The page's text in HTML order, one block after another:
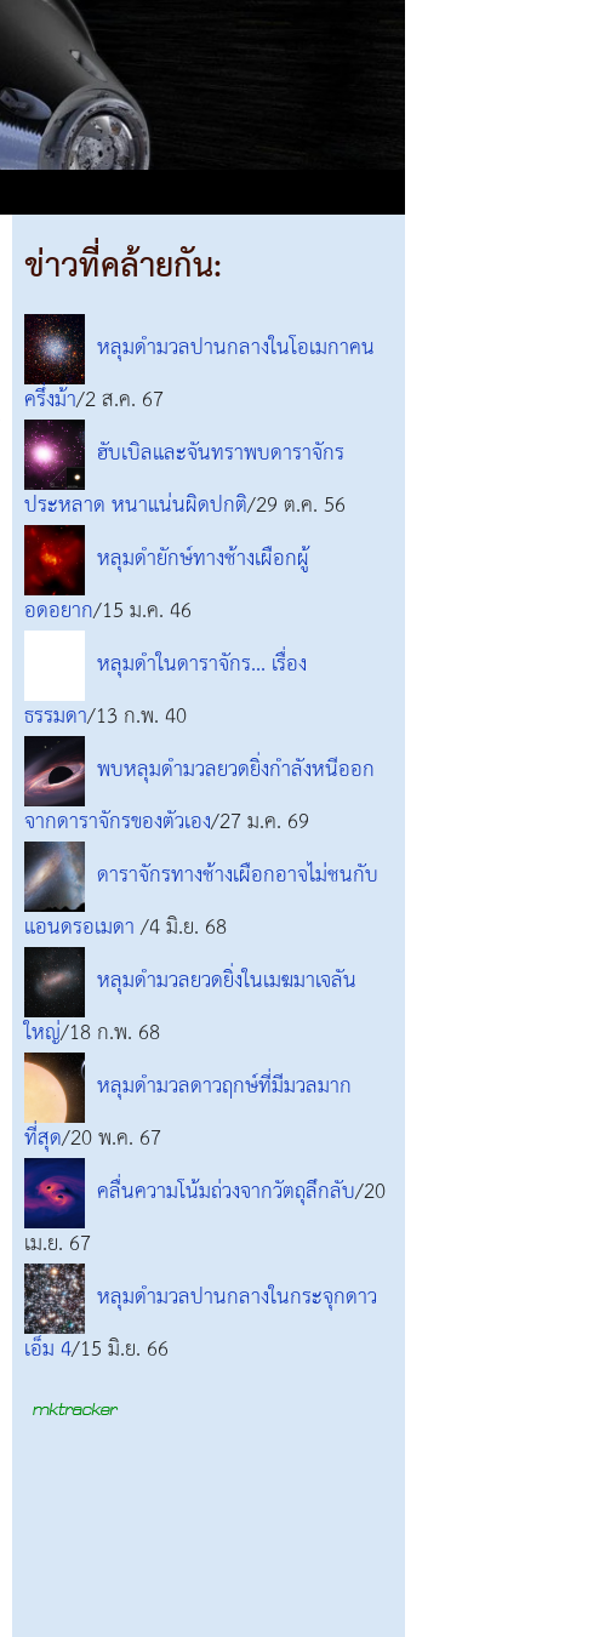
ข่าวที่คล้ายกัน:
หลุมดำมวลปานกลางในโอเมกาคน
ครึ่งม้า/2 ส.ค. 67
ฮับเบิลและจันทราพบดาราจักร
ประหลาด หนาแน่นผิดปกติ/29 ต.ค. 56
หลุมดำยักษ์ทางช้างเผือกผู้
อดอยาก/15 ม.ค. 46
หลุมดำในดาราจักร... เรื่อง
ธรรมดา/13 ก.พ. 40
พบหลุมดำมวลยวดยิ่งกำลังหนีออก
จากดาราจักรของตัวเอง/27 ม.ค. 69
ดาราจักรทางช้างเผือกอาจไม่ชนกับ
แอนดรอเมดา/4 มิ.ย. 68
หลุมดำมวลยวดยิ่งในเมฆมาเจลัน
ใหญ่/18 ก.พ. 68
หลุมดำมวลดาวฤกษ์ที่มีมวลมาก
ที่สุด/20 พ.ค. 67
คลื่นความโน้มถ่วงจากวัตถุลึกลับ/20
เม.ย. 67
หลุมดำมวลปานกลางในกระจุกดาว
เอ็ม 4/15 มิ.ย. 66